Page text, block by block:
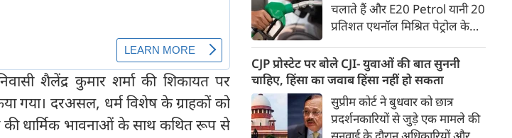
शैलेंद्र कुमार शर्मा की शिकायत पर
गया। दरअसल, धर्म विशेष के ग्राहकों को
की धार्मिक भावनाओं के साथ कथित रूप से
गया था। सूत्र के मुताबिक, Meta ने
गलती स्वीकार करते हुए माफी मांगी
और इस पर अफसोस जताया।
चलाते हैं और E20 Petrol यानी 20
प्रतिशत एथनॉल मिश्रित पेट्रोल के
आपके लिए बड़ी खबर है। भारी
उद्योग मंत्रालय ने स्पष्ट किया है कि
20 प्रतिशत से अधिक एथनॉल
मिश्रित ईंधन पर चलने वाले Flex-
Fuel वाहनों को बढ़ावा देने के लिए
CJP प्रोस्टेट पर बोले CJI- युवाओं की बात सुननी
चाहिए, हिंसा का जवाब हिंसा नहीं हो सकता
सुप्रीम कोर्ट ने बुधवार को छात्र
प्रदर्शनकारियों से जुड़े एक मामले की